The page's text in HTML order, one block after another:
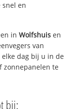
snel en
inWolfshuis en
van
dag bij u in de
zonnepanelen te
bij: